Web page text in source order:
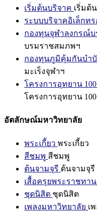
เริ่มต้นบริจาค เริ่มต้
ระบบบริจาคอิเล็กท
กองทุนจุฬาลงกรณ์
บรมราชสมภพฯ
กองทุนภูมิคุ้มกันบำบั
มะเร็งจุฬาฯ
โครงการอุทยาน
โครงการอุทยาน
อัตลักษณ์มหาวิทยาลัย
พระเกี้ยว พระเกี้ยว
สีชมพู สีชมพู
ต้นจามจุรี ต้นจามจุรี
เสื้อครุยพระราชทาน
ชุดนิสิต ชุดนิสิต
เพลงมหาวิทยาลัย เ